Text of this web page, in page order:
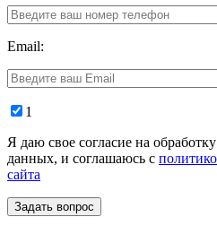
Email:
1
Я даю свое согласие на
данных, и соглашаюсь с
сайта
Задать вопрос